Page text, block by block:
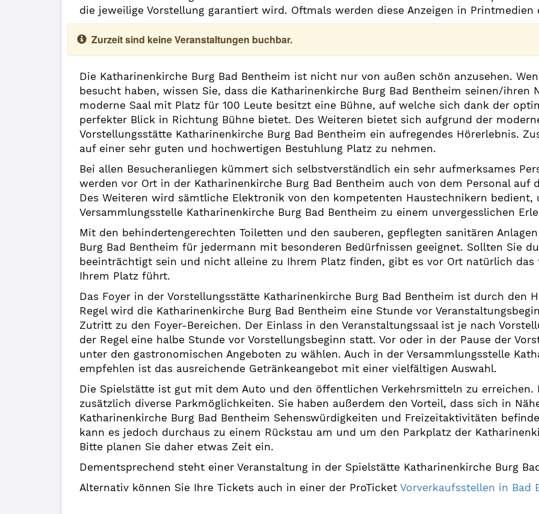
die jeweilige Vorstellung garantiert wird. Oftmals werden diese Anzeigen in
Zurzeit sind keine Veranstaltungen buchbar.
Die Katharinenkirche Burg Bad Bentheim ist nicht nur von außen schön anzusehen.
besucht haben, wissen Sie, dass die Katharinenkirche Burg Bad Bentheim seinen/ihren
moderne Saal mit Platz für 100 Leute besitzt eine Bühne, auf welche sich dank der
perfekter Blick in Richtung Bühne bietet. Des Weiteren bietet sich aufgrund der
Vorstellungsstätte Katharinenkirche Burg Bad Bentheim ein aufregendes Hörerlebnis.
auf einer sehr guten und hochwertigen Bestuhlung Platz zu nehmen.
Bei allen Besucheranliegen kümmert sich selbstverständlich ein sehr aufmerksames
werden vor Ort in der Katharinenkirche Burg Bad Bentheim auch von dem Personal auf
Des Weiteren wird sämtliche Elektronik von den kompetenten Haustechnikern bedient,
Versammlungsstelle Katharinenkirche Burg Bad Bentheim zu einem unvergesslichen
Mit den behindertengerechten Toiletten und den sauberen, gepflegten sanitären
Burg Bad Bentheim für jedermann mit besonderen Bedürfnissen geeignet. Sollten Sie
beeinträchtigt sein und nicht alleine zu Ihrem Platz finden, gibt es vor Ort natürlich das
Ihrem Platz führt.
Das Foyer in der Vorstellungsstätte Katharinenkirche Burg Bad Bentheim ist durch den
Regel wird die Katharinenkirche Burg Bad Bentheim eine Stunde vor
Zutritt zu den Foyer-Bereichen. Der Einlass in den Veranstaltungssaal ist je nach
der Regel eine halbe Stunde vor Vorstellungsbeginn statt. Vor oder in der Pause der
unter den gastronomischen Angeboten zu wählen. Auch in der Versammlungsstelle
empfehlen ist das ausreichende Getränkeangebot mit einer vielfältigen Auswahl.
Die Spielstätte ist gut mit dem Auto und den öffentlichen Verkehrsmitteln zu erreichen.
zusätzlich diverse Parkmöglichkeiten. Sie haben außerdem den Vorteil, dass sich in
Katharinenkirche Burg Bad Bentheim Sehenswürdigkeiten und Freizeitaktivitäten
kann es jedoch durchaus zu einem Rückstau am und um den Parkplatz der
Bitte planen Sie daher etwas Zeit ein.
Dementsprechend steht einer Veranstaltung in der Spielstätte Katharinenkirche Burg
Alternativ können Sie Ihre Tickets auch in einer der ProTicket Vorverkaufsstellen in Bad